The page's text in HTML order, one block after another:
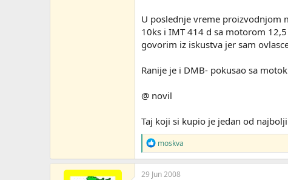
U poslednje vreme proizvodnjom
10ks i IMT 414 d sa motorom
govorim iz iskustva jer sam
Ranije je i DMB- pokusao sa
@ novil
Taj koji si kupio je jedan od
R
e
a
g
moskva
29 Jun 2008